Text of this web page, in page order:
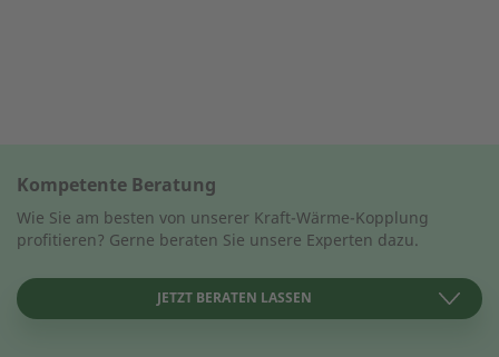
Kompetente Beratung
Wie Sie am besten von unserer Kraft-Wärme-Kopplung
profitieren? Gerne beraten Sie unsere Experten dazu.
JETZT BERATEN LASSEN